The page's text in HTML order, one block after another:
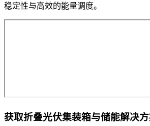
稳定性与高效的能量调度。
获取折叠光伏集装箱与储能解决